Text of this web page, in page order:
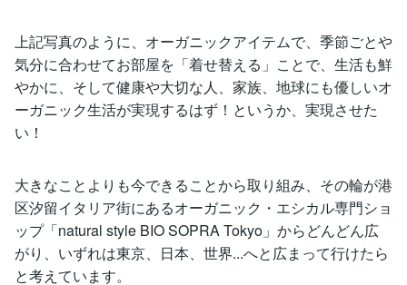
上記写真のように、オーガニックアイテムで、季節ごとや
気分に合わせてお部屋を「着せ替える」ことで、生活も鮮
やかに、そして健康や大切な人、家族、地球にも優しいオ
ーガニック生活が実現するはず！というか、実現させた
い！
大きなことよりも今できることから取り組み、その輪が港
区汐留イタリア街にあるオーガニック・エシカル専門ショ
ップ「natural style BIO SOPRA Tokyo」からどんどん広
がり、いずれは東京、日本、世界...へと広まって行けたら
と考えています。